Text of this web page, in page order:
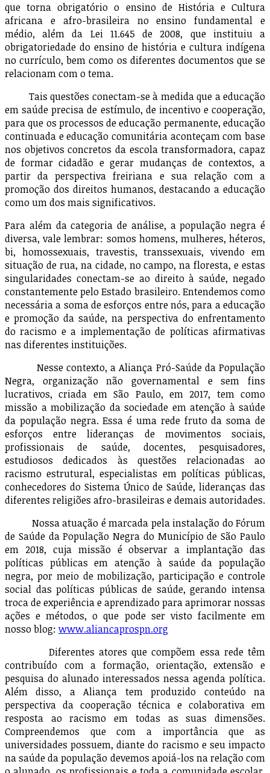
que torna obrigatório o ensino de História e Cultura
africana e afro-brasileira no ensino fundamental e
médio, além da Lei 11.645 de 2008, que instituiu a
obrigatoriedade do ensino de história e cultura indígena
no currículo, bem como os diferentes documentos que se
relacionam com o tema.
Tais questões conectam-se à medida que a educação
em saúde precisa de estímulo, de incentivo e cooperação,
para que os processos de educação permanente, educação
continuada e educação comunitária aconteçam com base
nos objetivos concretos da escola transformadora, capaz
de formar cidadão e gerar mudanças de contextos, a
partir da perspectiva freiriana e sua relação com a
promoção dos direitos humanos, destacando a educação
como um dos mais significativos.
Para além da categoria de análise, a população negra é
diversa, vale lembrar: somos homens, mulheres, héteros,
bi, homossexuais, travestis, transsexuais, vivendo em
situação de rua, na cidade, no campo, na floresta, e estas
singularidades conectam-se ao direito à saúde, negado
constantemente pelo Estado brasileiro. Entendemos como
necessária a soma de esforços entre nós, para a educação
e promoção da saúde, na perspectiva do enfrentamento
do racismo e a implementação de políticas afirmativas
nas diferentes instituições.
Nesse contexto, a Aliança Pró-Saúde da População
Negra, organização não governamental e sem fins
lucrativos, criada em São Paulo, em 2017, tem como
missão a mobilização da sociedade em atenção à saúde
da população negra. Essa é uma rede fruto da soma de
esforços entre lideranças de movimentos sociais,
profissionais de saúde, docentes, pesquisadores,
estudiosos dedicados às questões relacionadas ao
racismo estrutural, especialistas em políticas públicas,
conhecedores do Sistema Único de Saúde, lideranças das
diferentes religiões afro-brasileiras e demais autoridades.
Nossa atuação é marcada pela instalação do Fórum
de Saúde da População Negra do Município de São Paulo
em 2018, cuja missão é observar a implantação das
políticas públicas em atenção à saúde da população
negra, por meio de mobilização, participação e controle
social das políticas públicas de saúde, gerando intensa
troca de experiência e aprendizado para aprimorar nossas
ações e métodos, o que pode ser visto facilmente em
nosso blog: www.aliancaprospn.org
Diferentes atores que compõem essa rede têm
contribuído com a formação, orientação, extensão e
pesquisa do alunado interessados nessa agenda política.
Além disso, a Aliança tem produzido conteúdo na
perspectiva da cooperação técnica e colaborativa em
resposta ao racismo em todas as suas dimensões.
Compreendemos que com a importância que as
universidades possuem, diante do racismo e seu impacto
na saúde da população devemos apoiá-los na relação com